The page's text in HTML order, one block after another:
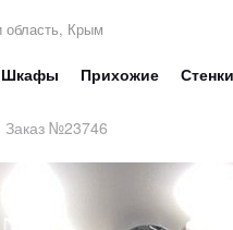
область, Крым
Шкафы Прихожие Стенки
Заказ №23746